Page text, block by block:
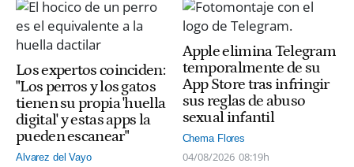
Los expertos coinciden:
"Los perros y los gatos
tienen su propia 'huella
digital' y estas apps la
pueden escanear"
Alvarez del Vayo
Apple elimina Telegram
temporalmente de su
App Store tras infringir
sus reglas de abuso
sexual infantil
Chema Flores
04/08/2026 08:19h